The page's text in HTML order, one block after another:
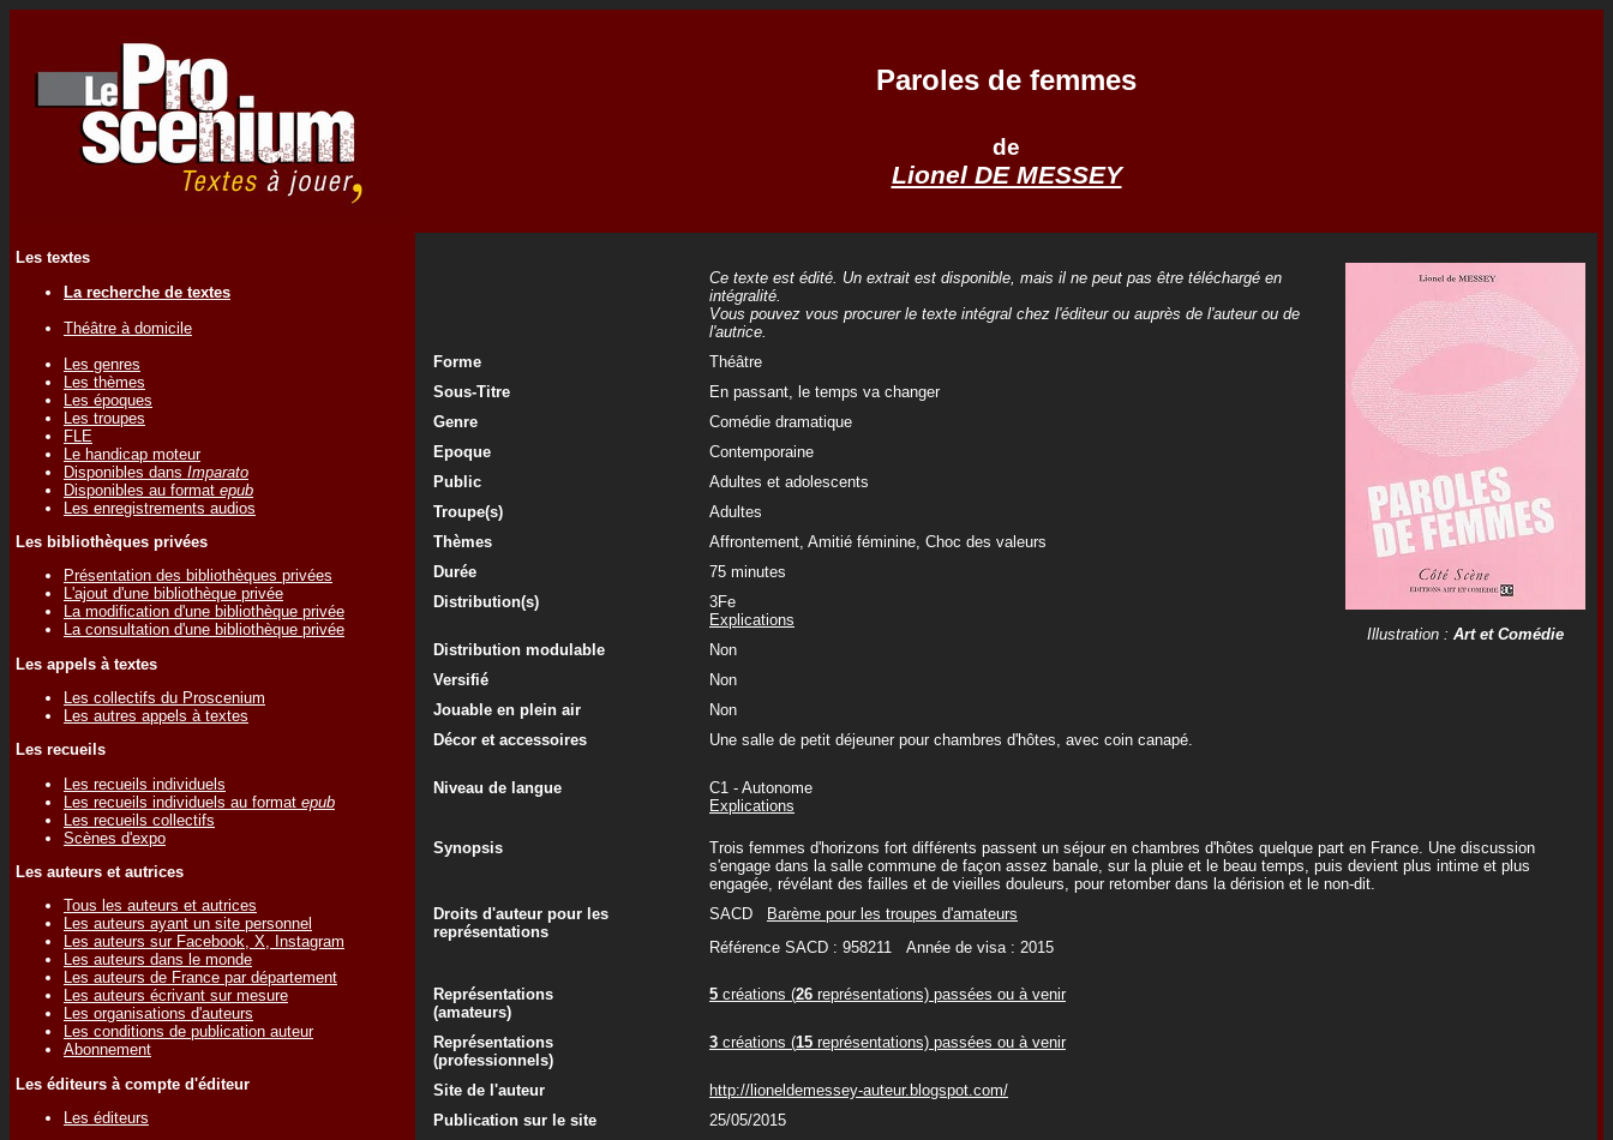
Paroles de femmes
de
Lionel DE MESSEY
Les textes
La recherche de textes
Théâtre à domicile
Les genres
Les thèmes
Les époques
Les troupes
FLE
Le handicap moteur
Disponibles dans Imparato
Disponibles au format epub
Les enregistrements audios
Les bibliothèques privées
Présentation des bibliothèques privées
L'ajout d'une bibliothèque privée
La modification d'une bibliothèque privée
La consultation d'une bibliothèque privée
Les appels à textes
Les collectifs du Proscenium
Les autres appels à textes
Les recueils
Les recueils individuels
Les recueils individuels au format epub
Les recueils collectifs
Scènes d'expo
Les auteurs et autrices
Tous les auteurs et autrices
Les auteurs ayant un site personnel
Les auteurs sur Facebook, X, Instagram
Les auteurs dans le monde
Les auteurs de France par département
Les auteurs écrivant sur mesure
Les organisations d'auteurs
Les conditions de publication auteur
Abonnement
Les éditeurs à compte d'éditeur
Les éditeurs
Ce texte est édité. Un extrait est disponible, mais il ne peut pas être téléchargé en
intégralité.
Vous pouvez vous procurer le texte intégral chez l'éditeur ou auprès de l'auteur ou de
l'autrice.
Forme
Théâtre
Sous-Titre
En passant, le temps va changer
Genre
Comédie dramatique
Epoque
Contemporaine
Public
Adultes et adolescents
Troupe(s)
Adultes
Thèmes
Affrontement, Amitié féminine, Choc des valeurs
Durée
75 minutes
Distribution(s)
3Fe
Explications
Distribution modulable
Non
Versifié
Non
Jouable en plein air
Non
Décor et accessoires
Une salle de petit déjeuner pour chambres d'hôtes, avec coin canapé.
Niveau de langue
C1 - Autonome
Explications
Illustration : Art et Comédie
Synopsis
Trois femmes d'horizons fort différents passent un séjour en chambres d'hôtes quelque part en France. Une discussion
s'engage dans la salle commune de façon assez banale, sur la pluie et le beau temps, puis devient plus intime et plus
engagée, révélant des failles et de vieilles douleurs, pour retomber dans la dérision et le non-dit.
Droits d'auteur pour les
représentations
SACD
Barème pour les troupes d'amateurs
Référence SACD : 958211 Année de visa : 2015
Représentations
(amateurs)
5 créations (26 représentations) passées ou à venir
Représentations
(professionnels)
3 créations (15 représentations) passées ou à venir
Site de l'auteur
http://lioneldemessey-auteur.blogspot.com/
Publication sur le site
25/05/2015